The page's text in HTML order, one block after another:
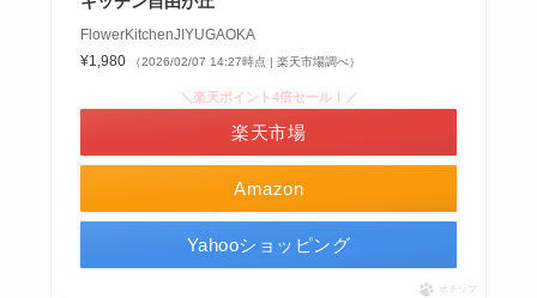
FlowerKitchenJIYUGAOKA
¥1,980
（2026/02/07 14:27時点 | 楽天市場調べ）
Amazon
＼楽天ポイント4倍セール！／
楽天市場
Yahooショッピング
ポチップ